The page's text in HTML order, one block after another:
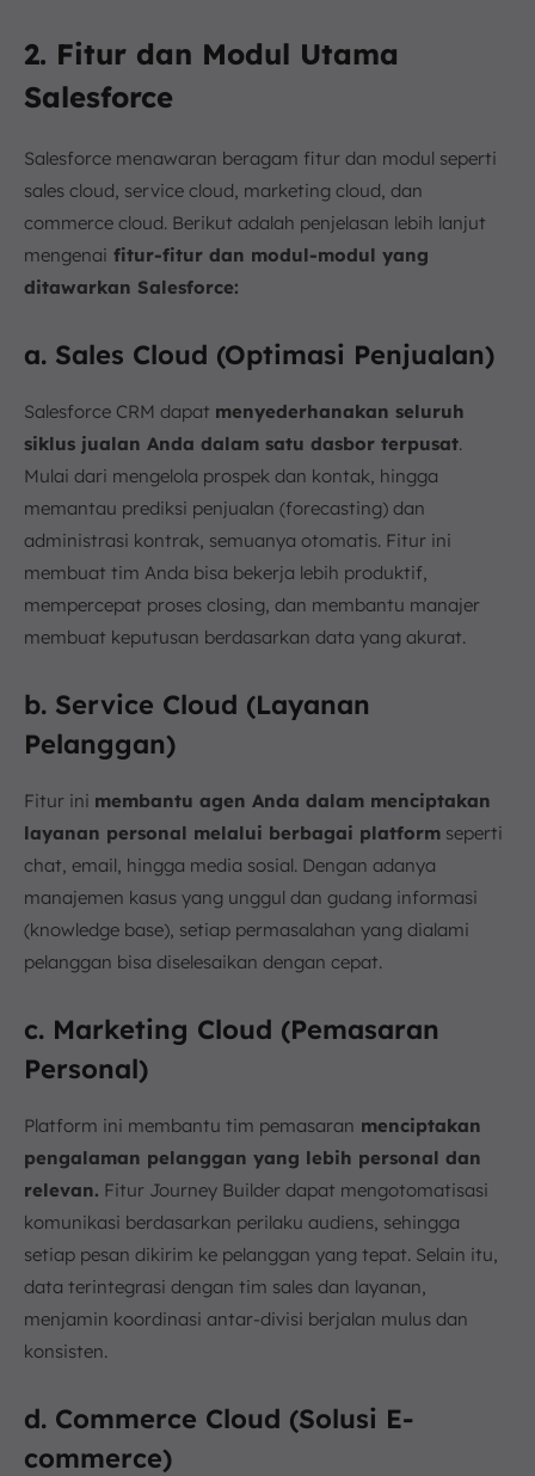
2. Fitur dan Modul Utama
Salesforce
Salesforce menawaran beragam fitur dan modul seperti
sales cloud, service cloud, marketing cloud, dan
commerce cloud. Berikut adalah penjelasan lebih lanjut
mengenai fitur-fitur dan modul-modul yang
ditawarkan Salesforce:
a. Sales Cloud (Optimasi Penjualan)
Salesforce CRM dapat menyederhanakan seluruh
siklus jualan Anda dalam satu dasbor terpusat.
Mulai dari mengelola prospek dan kontak, hingga
memantau prediksi penjualan (forecasting) dan
administrasi kontrak, semuanya otomatis. Fitur ini
membuat tim Anda bisa bekerja lebih produktif,
mempercepat proses closing, dan membantu manajer
membuat keputusan berdasarkan data yang akurat.
b. Service Cloud (Layanan
Pelanggan)
Fitur ini membantu agen Anda dalam menciptakan
layanan personal melalui berbagai platform seperti
chat, email, hingga media sosial. Dengan adanya
manajemen kasus yang unggul dan gudang informasi
(knowledge base), setiap permasalahan yang dialami
pelanggan bisa diselesaikan dengan cepat.
c. Marketing Cloud (Pemasaran
Personal)
Platform ini membantu tim pemasaran menciptakan
pengalaman pelanggan yang lebih personal dan
relevan. Fitur Journey Builder dapat mengotomatisasi
komunikasi berdasarkan perilaku audiens, sehingga
setiap pesan dikirim ke pelanggan yang tepat. Selain itu,
data terintegrasi dengan tim sales dan layanan,
menjamin koordinasi antar-divisi berjalan mulus dan
konsisten.
d. Commerce Cloud (Solusi E-
commerce)